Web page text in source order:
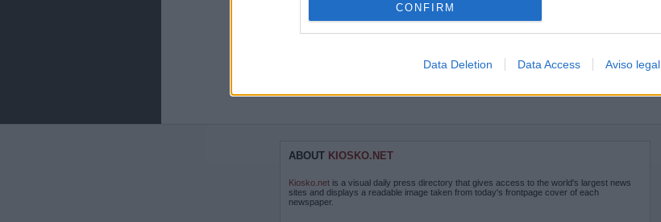
CONFIRM
Data Deletion Data Access Aviso legal
ABOUT KIOSKO.NET
Kiosko.net is a visual daily press directory that gives access to the world's largest news
sites and displays a readable image taken from today's frontpage cover of each
newspaper.